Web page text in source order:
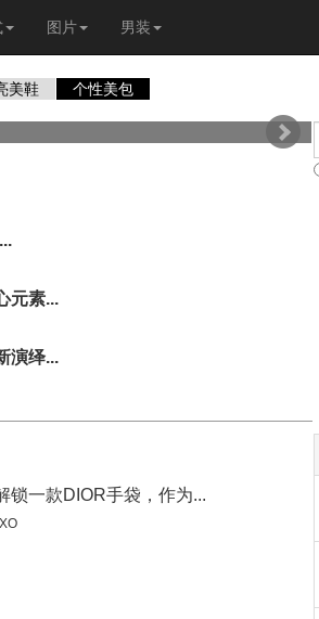
图片 男装
美鞋 个性美包
元素...
演绎...
锁一款DIOR手袋，作为...